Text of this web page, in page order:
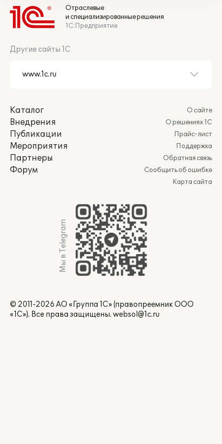
Отраслевые
и специализированные решения
1С:Предприятие
Другие сайты 1С
Каталог
Внедрения
Публикации
Мероприятия
Партнеры
Форум
О сайте
О решениях 1С
Прайс-лист
Поддержка
Обратная связь
Сообщить об ошибке
Карта сайта
Мы в Telegram
© 2011-2026 АО «Группа 1С» (правопреемник ООО
«1С»). Все права защищены. websol@1c.ru